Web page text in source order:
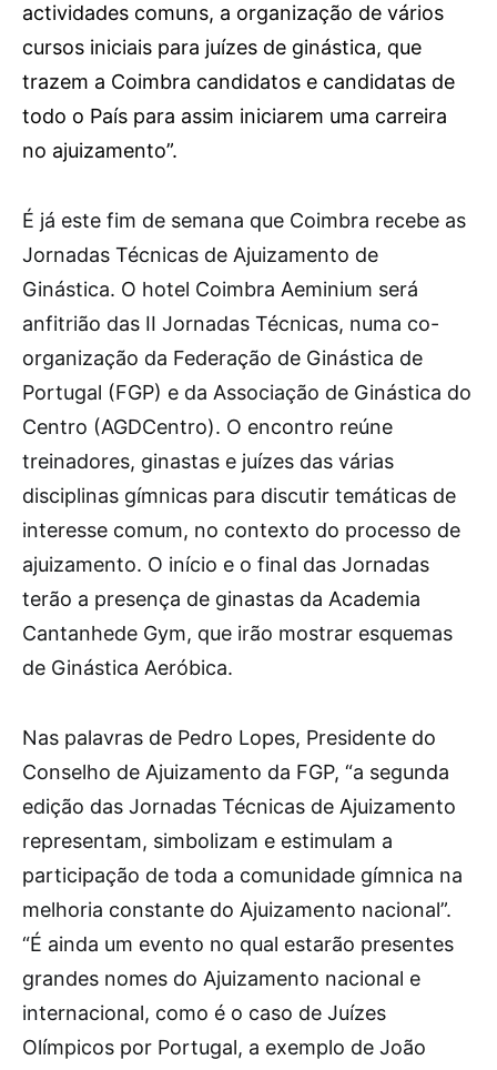
actividades comuns, a organização de vários
cursos iniciais para juízes de ginástica, que
trazem a Coimbra candidatos e candidatas de
todo o País para assim iniciarem uma carreira
no ajuizamento”.
É já este fim de semana que Coimbra recebe as
Jornadas Técnicas de Ajuizamento de
Ginástica. O hotel Coimbra Aeminium será
anfitrião das II Jornadas Técnicas, numa co-
organização da Federação de Ginástica de
Portugal (FGP) e da Associação de Ginástica do
Centro (AGDCentro). O encontro reúne
treinadores, ginastas e juízes das várias
disciplinas gímnicas para discutir temáticas de
interesse comum, no contexto do processo de
ajuizamento. O início e o final das Jornadas
terão a presença de ginastas da Academia
Cantanhede Gym, que irão mostrar esquemas
de Ginástica Aeróbica.
Nas palavras de Pedro Lopes, Presidente do
Conselho de Ajuizamento da FGP, “a segunda
edição das Jornadas Técnicas de Ajuizamento
representam, simbolizam e estimulam a
participação de toda a comunidade gímnica na
melhoria constante do Ajuizamento nacional”.
“É ainda um evento no qual estarão presentes
grandes nomes do Ajuizamento nacional e
internacional, como é o caso de Juízes
Olímpicos por Portugal, a exemplo de João